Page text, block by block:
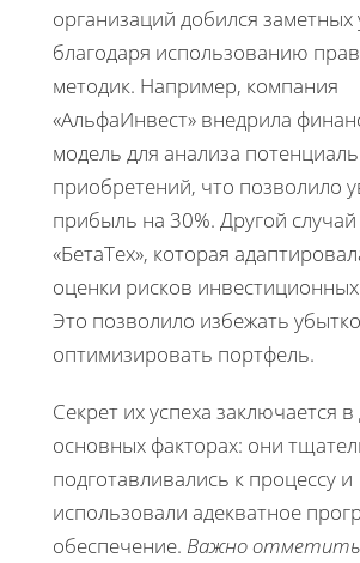
организаций добился заметных
благодаря использованию
методик. Например, компания
«АльфаИнвест» внедрила
модель для анализа
приобретений, что позволило
прибыль на 30%. Другой
«БетаТех», которая
оценки рисков
Это позволило избежать
оптимизировать портфель.
Секрет их успеха заключается в
основных факторах: они
подготавливались к процессу и
использовали адекватное
обеспечение. Важно отметить